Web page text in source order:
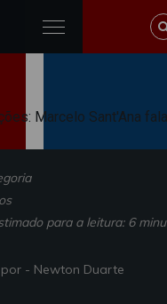
para a leitura: 6
- Newton Duarte